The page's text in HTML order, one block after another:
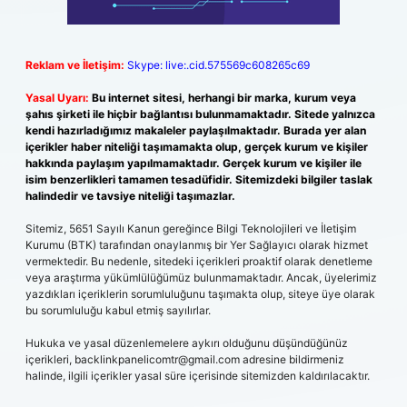
Reklam ve İletişim: Skype: live:.cid.575569c608265c69
Yasal Uyarı: Bu internet sitesi, herhangi bir marka, kurum veya
şahıs şirketi ile hiçbir bağlantısı bulunmamaktadır. Sitede yalnızca
kendi hazırladığımız makaleler paylaşılmaktadır. Burada yer alan
içerikler haber niteliği taşımamakta olup, gerçek kurum ve kişiler
hakkında paylaşım yapılmamaktadır. Gerçek kurum ve kişiler ile
isim benzerlikleri tamamen tesadüfidir. Sitemizdeki bilgiler taslak
halindedir ve tavsiye niteliği taşımazlar.
Sitemiz, 5651 Sayılı Kanun gereğince Bilgi Teknolojileri ve İletişim
Kurumu (BTK) tarafından onaylanmış bir Yer Sağlayıcı olarak hizmet
vermektedir. Bu nedenle, sitedeki içerikleri proaktif olarak denetleme
veya araştırma yükümlülüğümüz bulunmamaktadır. Ancak, üyelerimiz
yazdıkları içeriklerin sorumluluğunu taşımakta olup, siteye üye olarak
bu sorumluluğu kabul etmiş sayılırlar.
Hukuka ve yasal düzenlemelere aykırı olduğunu düşündüğünüz
içerikleri, backlinkpanelicomtr@gmail.com adresine bildirmeniz
halinde, ilgili içerikler yasal süre içerisinde sitemizden kaldırılacaktır.